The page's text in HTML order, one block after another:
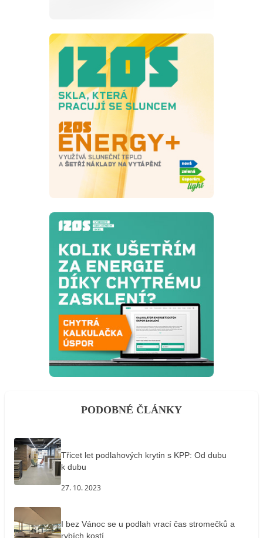
PODOBNÉ ČLÁNKY
Třicet let podlahových krytin s KPP: Od dubu
k dubu
27. 10. 2023
I bez Vánoc se u podlah vrací čas stromečků a
rybích kostí